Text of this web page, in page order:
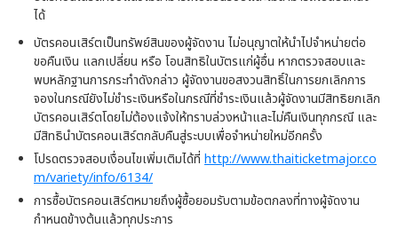
ได้
บัตรคอนเสิร์ตเป็นทรัพย์สินของผู้จัดงาน ไม่อนุญาตให้นำไปจำหน่ายต่อ
ขอคืนเงิน แลกเปลี่ยน หรือ โอนสิทธิในบัตรแก่ผู้อื่น หากตรวจสอบและ
พบหลักฐานการกระทำดังกล่าว ผู้จัดงานขอสงวนสิทธิ์ในการยกเลิกการ
จองในกรณียังไม่ชำระเงินหรือในกรณีที่ชำระเงินแล้วผู้จัดงานมีสิทธิยกเลิก
บัตรคอนเสิร์ตโดยไม่ต้องแจ้งให้ทราบล่วงหน้าและไม่คืนเงินทุกกรณี และ
มีสิทธินำบัตรคอนเสิร์ตกลับคืนสู่ระบบเพื่อจำหน่ายใหม่อีกครั้ง
โปรดตรวจสอบเงื่อนไขเพิ่มเติมได้ที่ http://www.thaiticketmajor.co
m/variety/info/6134/
การซื้อบัตรคอนเสิร์ตหมายถึงผู้ซื้อยอมรับตามข้อตกลงที่ทางผู้จัดงาน
กำหนดข้างต้นแล้วทุกประการ